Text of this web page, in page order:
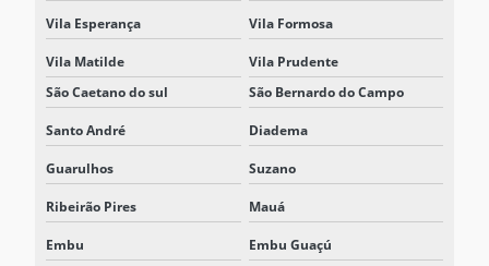
Vila Esperança Vila Formosa
Vila Matilde
Vila Prudente
São Caetano do sul
São Bernardo do Campo
Santo André Diadema
Guarulhos Suzano
Ribeirão Pires Mauá
Embu Embu Guaçú